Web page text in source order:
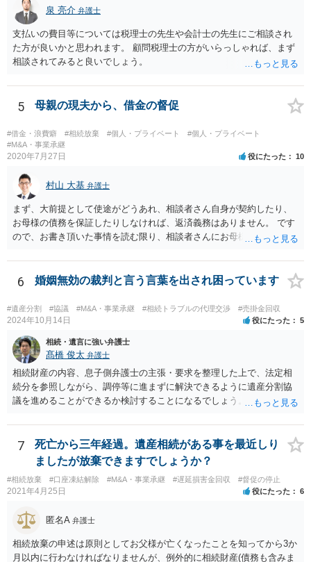
泉 亮介 弁護士
支払いの費目等については税理士の先生や会計士の先生にご相談され
た方が良いかと思われます。 顧問税理士の方がいらっしゃれば、まず
相談されてみると良いでしょう。
5 母親の現夫から、借金の督促
#借金・浪費癖 #相続放棄 #個人・プライベート
#個人・プライベート
#M&A・事業承継
2020年7月27日 役にたった 10
村山 大基 弁護士
まず、大前提として使途がどうあれ、相談者さん自身が契約したり、
お母様の債務を保証したりしなければ、返済義務はありません。 です
ので、お書き頂いた事情を読む限り、相談者さんにお母様の現夫への
も法律相談に行けば同趣旨のことを回答されるので、裁判まではしな
いと思います） ・借りたのは母なので、私は支払いませんと伝える あ
6 婚姻無効の裁判と言う言葉を出され困っています
#遺産分割 #協議 #M&A・事業承継 #相続トラブルの代理交渉 #売掛金回収
2024年10月14日 役にたった 5
相続・遺言に強い弁護士
髙橋 俊太 弁護士
相続財産の内容、息子側弁護士の主張・要求を整理した上で、法定相
続分を参照しながら、調停等に進まずに解決できるように遺産分割協
議を進めることができるか検討することになるでしょう。少なくとも
遺産をまとめて現金でくれ】という要求に応じる必要はありません。
7
死亡から三年経過。遺産相続がある事を最近しり
ましたが放棄できますでしょうか？
#相続放棄 #口座凍結解除 #M&A・事業承継 #遅延損害金回収 #督促の停止
2021年4月25日 役にたった 6
匿名A 弁護士
相続放棄の申述は原則としてお父様が亡くなったことを知ってから3か
月以内に行わなければなりませんが、例外的に相続財産(債務も含みま